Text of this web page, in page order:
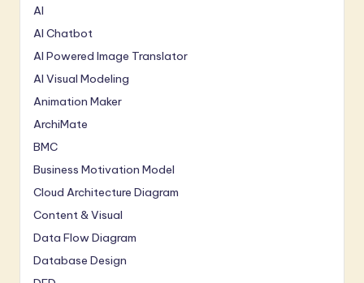
AI
AI Chatbot
AI Powered Image Translator
AI Visual Modeling
Animation Maker
ArchiMate
BMC
Business Motivation Model
Cloud Architecture Diagram
Content & Visual
Data Flow Diagram
Database Design